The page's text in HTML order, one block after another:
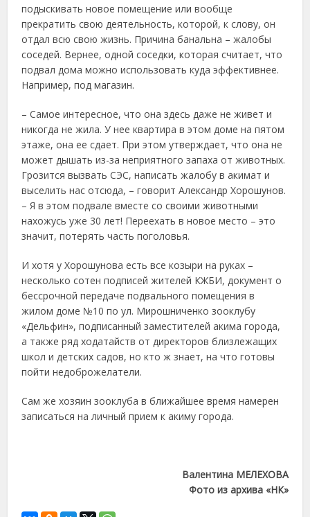
подыскивать новое помещение или вообще
прекратить свою деятельность, которой, к слову, он
отдал всю свою жизнь. Причина банальна – жалобы
соседей. Вернее, одной соседки, которая считает, что
подвал дома можно использовать куда эффективнее.
Например, под магазин.
– Самое интересное, что она здесь даже не живет и
никогда не жила. У нее квартира в этом доме на пятом
этаже, она ее сдает. При этом утверждает, что она не
может дышать из-за неприятного запаха от животных.
Грозится вызвать СЭС, написать жалобу в акимат и
выселить нас отсюда, – говорит Александр Хорошунов.
– Я в этом подвале вместе со своими животными
нахожусь уже 30 лет! Переехать в новое место – это
значит, потерять часть поголовья.
И хотя у Хорошунова есть все козыри на руках –
несколько сотен подписей жителей КЖБИ, документ о
бессрочной передаче подвального помещения в
жилом доме №10 по ул. Мирошниченко зооклубу
«Дельфин», подписанный заместителей акима города,
а также ряд ходатайств от директоров близлежащих
школ и детских садов, но кто ж знает, на что готовы
пойти недоброжелатели.
Сам же хозяин зооклуба в ближайшее время намерен
записаться на личный прием к акиму города.
Валентина МЕЛЕХОВА
Фото из архива «НК»